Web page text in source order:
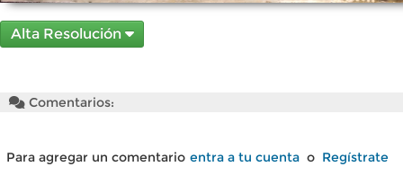
Alta Resolución
Comentarios:
Para agregar un comentario entra a tu cuenta o Regístrate